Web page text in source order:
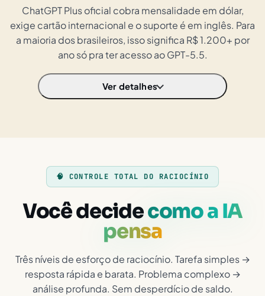
ChatGPT Plus oficial cobra mensalidade em dólar,
exige cartão internacional e o suporte é em inglês. Para
a maioria dos brasileiros, isso significa R$ 1.200+ por
ano só pra ter acesso ao GPT-5.5.
Ver detalhes
🧠 CONTROLE TOTAL DO RACIOCÍNIO
Você decidecomo a IA
pensa
Três níveis de esforço de raciocínio. Tarefa simples →
resposta rápida e barata. Problema complexo →
análise profunda. Sem desperdício de saldo.